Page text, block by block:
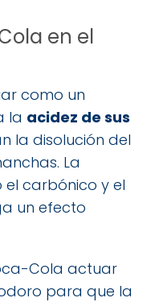
en el
como un
la acidez de sus
la disolución del
La
carbónico y el
un efecto
Cola actuar
para que la